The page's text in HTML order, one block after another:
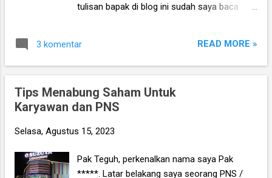
tulisan bapak di blog ini sudah saya baca
saham dll, dan saya juga sudah mulai coba-
coba beli saham itu sendiri dengan dana kecil
Ebook Market Planning edisi September
2023 yang berisi analisis IHSG, rekomendasi
strategi investasi bulanan sudah terbit. Anda
beli saham, dan tanya jawab
3 komentar READ MORE »
Tips Menabung Saham Untuk
Karyawan dan PNS
Selasa, Agustus 15, 2023
Pak Teguh, perkenalkan nama saya Pak
*****. Latar belakang saya seorang PNS /